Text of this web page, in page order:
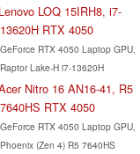
Lenovo LOQ 15IRH8, i7-
13620H RTX 4050
GeForce RTX 4050 Laptop GPU,
Raptor Lake-H i7-13620H
Nitro 16 AN16-41, R5
7640HS RTX 4050
GeForce RTX 4050 Laptop GPU,
Phoenix (Zen 4) R5 7640HS